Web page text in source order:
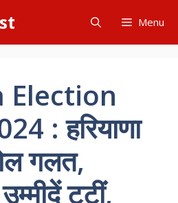
Menu
Election
: हरियाणा
गलत,
टूटीं,